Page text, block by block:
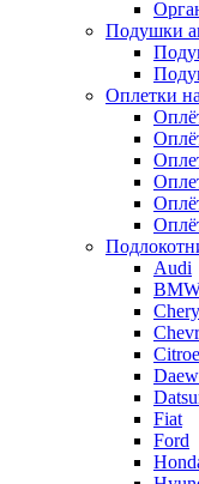
Подушки
Оплетки
Audi
Chery
Fiat
Ford